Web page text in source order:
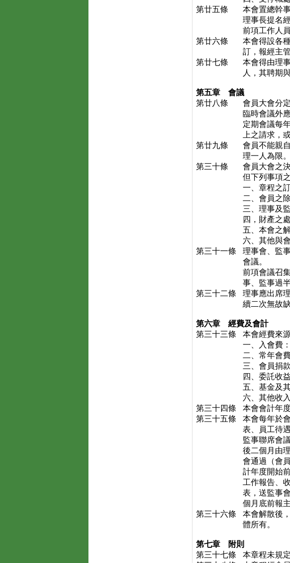
第廿五條
本會置總幹
理事長提名
前項工作人
第廿六條
本會得設各
訂，報經主
第廿七條
本會得由理
人，其聘期
第五章 會議
第廿八條
會員大會分
臨時會議外
定期會議每
上之請求，
第廿九條
會員不能親
理一人為限。
第三十條
會員大會之
但下列事項
一、章程之
二、會員之除
三、理事及
四，財產之處
五、本會之解
六、其他與
第三十一條
理事會、監
會議。
前項會議召
事、監事過
第三十二條
理事應出席
續二次無故
第六章 經費及會計
第三十三條
本會經費來
一、入會費
二、常年會
三、會員捐款
四、委託收益
五、基金及其
六、其他收入
第三十四條
本會會計年
第三十五條
本會每年於
表、員工待
監事聯席會
後二個月由
會通過（會
計年度開始
工作報告、
表，送監事
個月底前報
第三十六條
本會解散後
體所有。
第七章 附則
第三十七條
本章程未規